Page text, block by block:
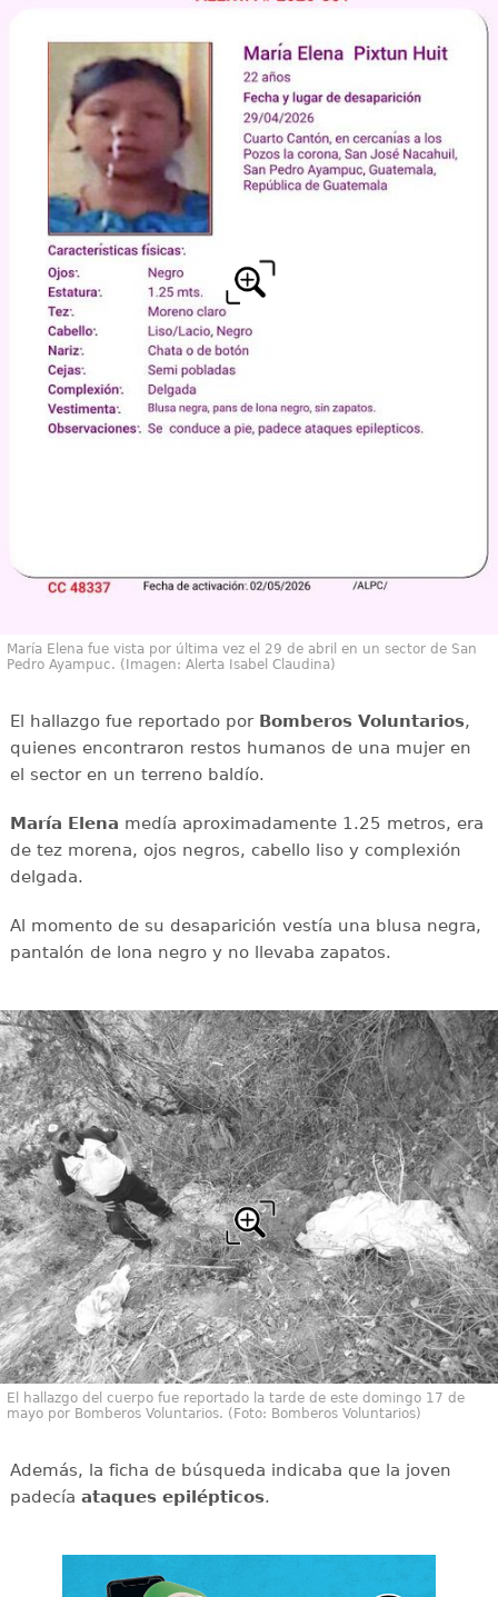
María Elena fue vista por última vez el 29 de abril en un sector de San
Pedro Ayampuc. (Imagen: Alerta Isabel Claudina)
El hallazgo fue reportado por Bomberos Voluntarios,
quienes encontraron restos humanos de una mujer en
el sector en un terreno baldío.
María Elena medía aproximadamente 1.25 metros, era
de tez morena, ojos negros, cabello liso y complexión
delgada.
Al momento de su desaparición vestía una blusa negra,
pantalón de lona negro y no llevaba zapatos.
El hallazgo del cuerpo fue reportado la tarde de este domingo 17 de
mayo por Bomberos Voluntarios. (Foto: Bomberos Voluntarios)
Además, la ficha de búsqueda indicaba que la joven
padecía ataques epilépticos.